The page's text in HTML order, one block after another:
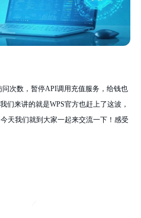
问次数，暂停API调用充值服务，给钱也
们来讲的就是WPS官方也赶上了这波，
天我们就到大家一起来交流一下！感受